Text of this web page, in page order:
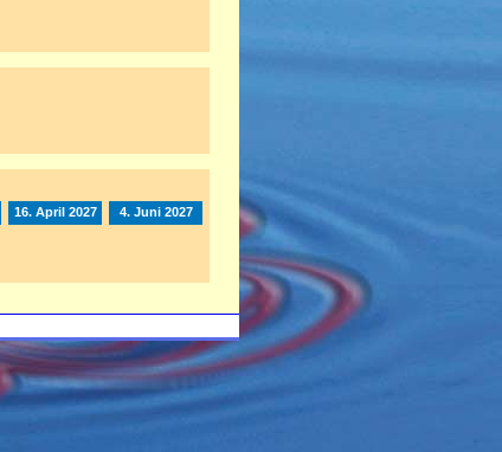
16. April 2027
4. Juni 2027